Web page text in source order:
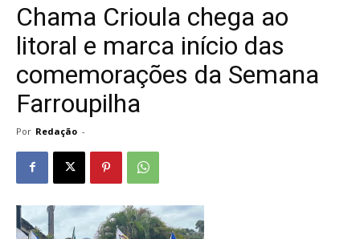
Chama Crioula chega ao
litoral e marca início das
comemorações da Semana
Farroupilha
Por Redação -